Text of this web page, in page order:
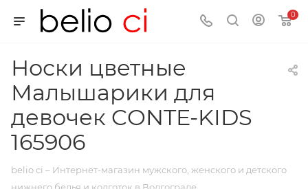
0
Носки цветные
Малышарики для
девочек CONTE-KIDS
165906
belio ci – Интернет-магазин мужского, женского и детского